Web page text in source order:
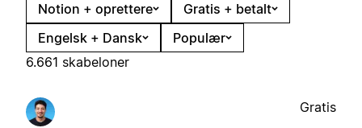
Notion + oprettere
Gratis + betalt
Engelsk + Dansk
Populær
6.661 skabeloner
Gratis